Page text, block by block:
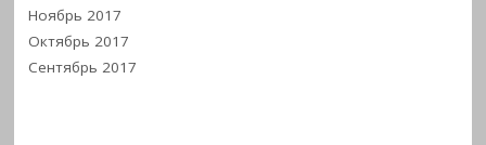
Ноябрь 2017
Октябрь 2017
Сентябрь 2017